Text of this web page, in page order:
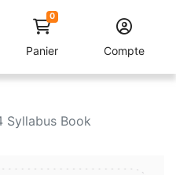
0
Panier Compte
Syllabus Book